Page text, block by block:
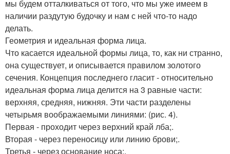
мы будем отталкиваться от того, что мы уже имеем в
наличии раздутую будочку и нам с ней что-то надо
делать.
Геометрия и идеальная форма лица.
Что касается идеальной формы лица, то, как ни странно,
она существует, и описывается правилом золотого
сечения. Концепция последнего гласит - относительно
идеальная форма лица делится на 3 равные части:
верхняя, средняя, нижняя. Эти части разделены
четырьмя воображаемыми линиями: (рис. 4).
Первая - проходит через верхний край лба;.
Вторая - через переносицу или линию брови;.
Третья - через основание носа;.